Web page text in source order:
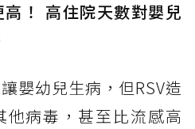
！ 高住院天數對嬰兒
嬰幼兒生病，但RSV造
病毒，甚至比流感高